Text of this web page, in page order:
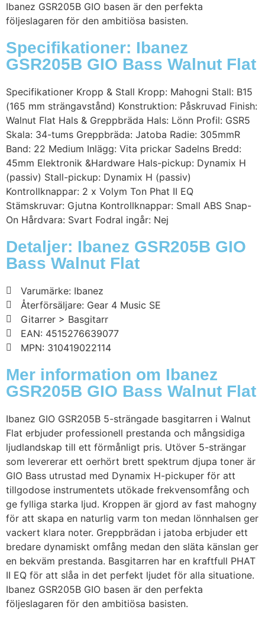
Ibanez GSR205B GIO basen är den perfekta
följeslagaren för den ambitiösa basisten.
Specifikationer: Ibanez
GSR205B GIO Bass Walnut Flat
Specifikationer Kropp & Stall Kropp: Mahogni Stall: B15
(165 mm strängavstånd) Konstruktion: Påskruvad Finish:
Walnut Flat Hals & Greppbräda Hals: Lönn Profil: GSR5
Skala: 34-tums Greppbräda: Jatoba Radie: 305mmR
Band: 22 Medium Inlägg: Vita prickar Sadelns Bredd:
45mm Elektronik &Hardware Hals-pickup: Dynamix H
(passiv) Stall-pickup: Dynamix H (passiv)
Kontrollknappar: 2 x Volym Ton Phat II EQ
Stämskruvar: Gjutna Kontrollknappar: Small ABS Snap-
On Hårdvara: Svart Fodral ingår: Nej
Detaljer: Ibanez GSR205B GIO
Bass Walnut Flat
Varumärke: Ibanez
Återförsäljare: Gear 4 Music SE
Gitarrer > Basgitarr
EAN: 4515276639077
MPN: 310419022114
Mer information om Ibanez
GSR205B GIO Bass Walnut Flat
Ibanez GIO GSR205B 5-strängade basgitarren i Walnut
Flat erbjuder professionell prestanda och mångsidiga
ljudlandskap till ett förmånligt pris. Utöver 5-strängar
som levererar ett oerhört brett spektrum djupa toner är
GIO Bass utrustad med Dynamix H-pickuper för att
tillgodose instrumentets utökade frekvensomfång och
ge fylliga starka ljud. Kroppen är gjord av fast mahogny
för att skapa en naturlig varm ton medan lönnhalsen ger
vackert klara noter. Greppbrädan i jatoba erbjuder ett
bredare dynamiskt omfång medan den släta känslan ger
en bekväm prestanda. Basgitarren har en kraftfull PHAT
II EQ för att slåa in det perfekt ljudet för alla situatione.
Ibanez GSR205B GIO basen är den perfekta
följeslagaren för den ambitiösa basisten.